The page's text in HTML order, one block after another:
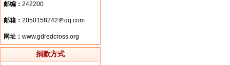
邮编 ： 242200
邮箱： 2050158242＠qq.com
网址 ： www.gdredcross.org
捐款方式